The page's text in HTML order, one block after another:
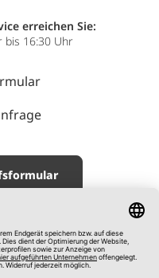
erreichen Sie:
bis 16:30 Uhr